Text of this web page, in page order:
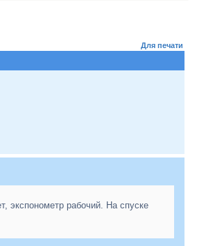
Для печати
экспонометр рабочий. На спуске